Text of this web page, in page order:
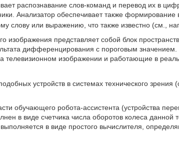
распознавание слов-команд и перевод их в
Анализатор обеспечивает также формирование
слову или выражению, что также известно (см.,
изображения представляет собой блок
дифференцирования с пороговым
телевизионном изображении и работающие в
устройств в системах технического
обучающего робота-ассистента (устройства
в виде счетчика числа оборотов колеса данной
в виде простого вычислителя,